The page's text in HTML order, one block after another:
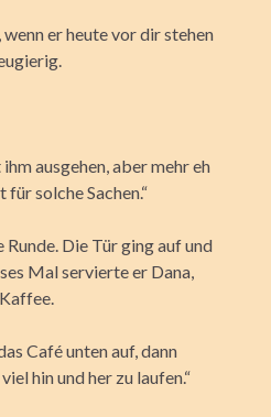
wenn er heute vor dir stehen
ausgehen, aber mehr eh
solche Sachen.“
Runde. Die Tür ging auf und
Mal servierte er Dana,
Café unten auf, dann
hin und her zu laufen.“